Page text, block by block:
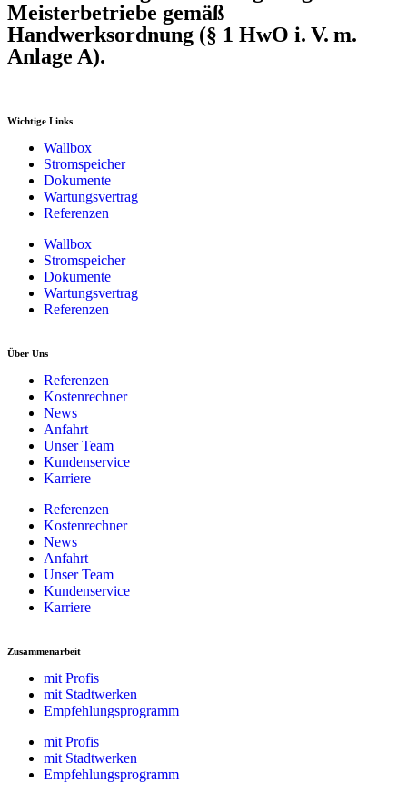
Meisterbetriebe gemäß
Handwerksordnung (§ 1 HwO i. V. m.
Anlage A).
Wichtige Links
Wallbox
Stromspeicher
Dokumente
Wartungsvertrag
Referenzen
Wallbox
Stromspeicher
Dokumente
Wartungsvertrag
Referenzen
Über Uns
Referenzen
Kostenrechner
News
Anfahrt
Unser Team
Kundenservice
Karriere
Referenzen
Kostenrechner
News
Anfahrt
Unser Team
Kundenservice
Karriere
Zusammenarbeit
mit Profis
mit Stadtwerken
Empfehlungsprogramm
mit Profis
mit Stadtwerken
Empfehlungsprogramm